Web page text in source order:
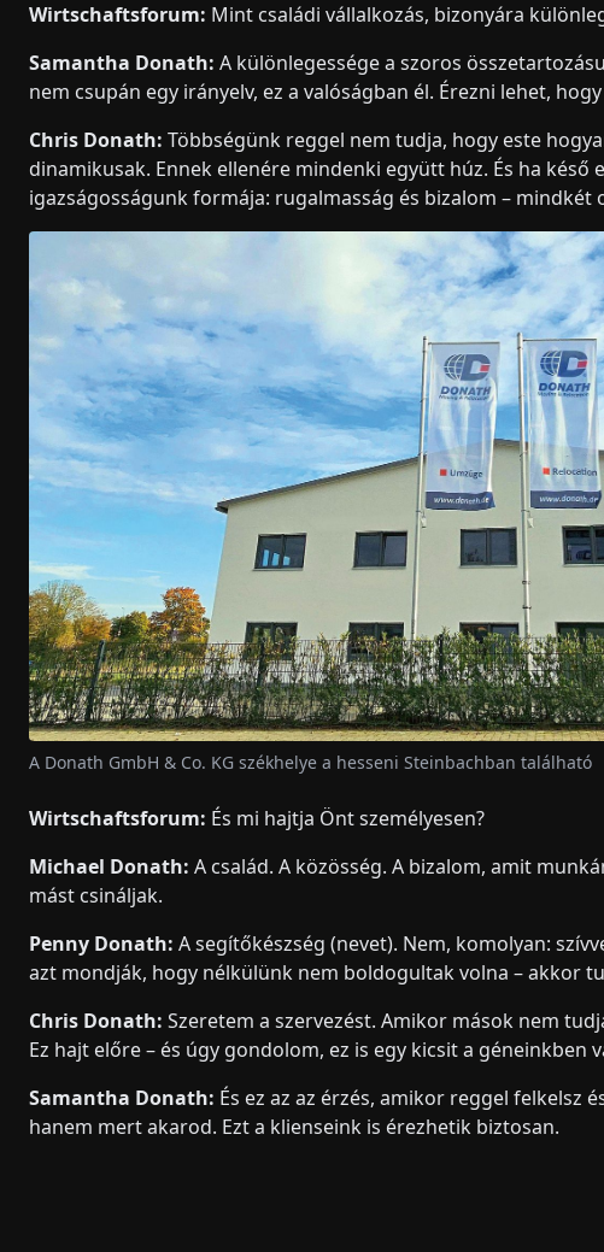
Wirtschaftsforum: Mint családi vállalkozás, bizonyára
Samantha Donath: A különlegessége a szoros
nem csupán egy irányelv, ez a valóságban él. Érezni lehet,
Chris Donath: Többségünk reggel nem tudja, hogy este
dinamikusak. Ennek ellenére mindenki együtt húz. És ha késő
igazságosságunk formája: rugalmasság és bizalom – mindkét
A Donath GmbH & Co. KG székhelye a hesseni Steinbachban található
Wirtschaftsforum: És mi hajtja Önt személyesen?
Michael Donath: A család. A közösség. A bizalom, amit
mást csináljak.
Penny Donath: A segítőkészség (nevet). Nem, komolyan:
azt mondják, hogy nélkülünk nem boldogultak volna – akkor
Chris Donath: Szeretem a szervezést. Amikor mások nem
Ez hajt előre – és úgy gondolom, ez is egy kicsit a géneinkben
Samantha Donath: És ez az az érzés, amikor reggel felkelsz
hanem mert akarod. Ezt a klienseink is érezhetik biztosan.